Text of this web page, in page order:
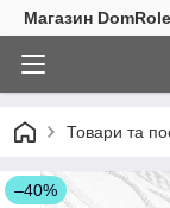
Магазин
Товари та
–40%